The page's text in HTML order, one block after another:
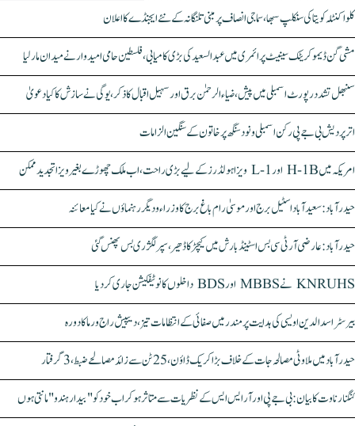
کلواکنٹلہ کویتا کی سنکلپ سبھا، سماجی انصاف پر مبنی تلنگانہ کے نئے ایجنڈے کا اعلان
مشی گن ڈیموکریٹک سینیٹ پرائمری میں عبدالسعید کی بڑی کامیابی، فلسطین حامی امیدوار نے میدان مار لیا
سنبھل تشدد رپورٹ اسمبلی میں پیش، ضیاء الرحمٰن برق اور سہیل اقبال کا ذکر، یوگی نے سازش کا کیا دعویٰ
اتر پردیش بی جے پی رکن اسمبلی ونود سنگھ پر خاتون کے سنگین الزامات
امریکہ میں H-1B اور L-1 ویزا ہولڈرز کے لیے بڑی راحت، اب ملک چھوڑے بغیر ویزا تجدید ممکن
حیدرآباد: سعیدآباد اسٹیل برج اور موسیٰ رام باغ برج کا وزراء و دیگر رہنماؤں نے کیا معائنہ
حیدرآباد: عارضی آر ٹی سی بس اسٹینڈ بارش میں کیچڑ کا ڈھیر، سپر لگژری بس پھنس گئی
KNRUHS نے MBBS اور BDS داخلوں کا نوٹیفکیشن جاری کر دیا
بیرسٹر اسدالدین اویسی کی ہدایت پر مندر میں صفائی کے انتظامات تیز، دیپیش راج ورما کا دورہ
حیدرآباد میں ملاوٹی مصالحہ جات کے خلاف بڑا کریک ڈاؤن، 25 ٹن سے زائد مصالحے ضبط، 3 گرفتار
کنگنا رناوت کا بیان: بی جے پی اور آر ایس ایس کے نظریات سے متاثر ہو کر اب خود کو "بیدار ہندو" مانتی ہوں